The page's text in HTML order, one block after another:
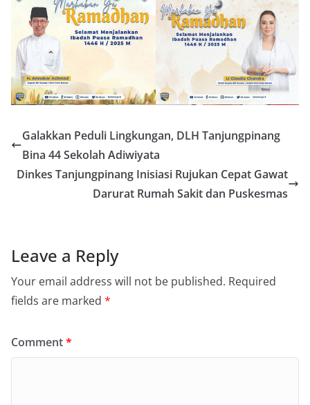
Galakkan Peduli Lingkungan, DLH Tanjungpinang
Bina 44 Sekolah Adiwiyata
Dinkes Tanjungpinang Inisiasi Rujukan Cepat Gawat
Darurat Rumah Sakit dan Puskesmas
Leave a Reply
Your email address will not be published. Required
fields are marked *
Comment*